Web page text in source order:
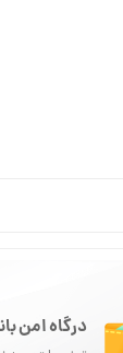
درگاه امن